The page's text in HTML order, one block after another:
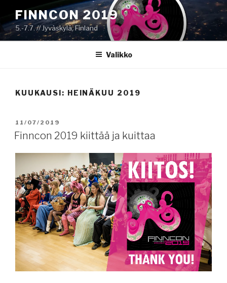
sisältöönFINNCON 2019
5.-7.7. // Jyväskylä, Finland
Valikko
KUUKAUSI: HEINÄKUU 2019
JULKAISTU
11/07/2019
Finncon 2019 kiittää ja kuittaa